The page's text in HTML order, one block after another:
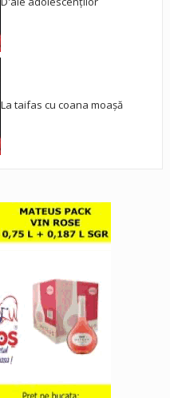
La taifas cu coana moașă